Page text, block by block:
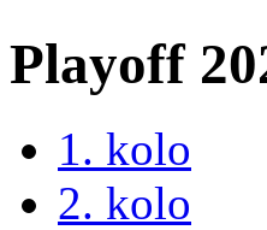
Playoff
1. kolo
2. kolo